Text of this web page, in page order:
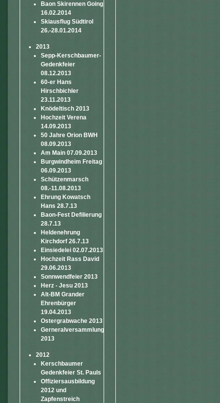
Baon Skirennen Going
16.02.2014
Skiausflug Südtirol
26.-28.01.2014
2013
Sepp-Kerschbaumer-
Gedenkfeier
08.12.2013
60-er Hans
Hirschbichler
23.11.2013
Knödeltisch 2013
Hochzeit Verena
14.09.2013
50 Jahre Orion BWH
08.09.2013
Am Main 07.09.2013
Burgwindheim Freitag
06.09.2013
Schützenmarsch
08.-11.08.2013
Ehrung Kowatsch
Hans 28.7.13
Baon-Fest Defilierung
28.7.13
Heldenehrung
Kirchdorf 26.7.13
Einsiedelei 02.07.2013
Hochzeit Rass David
29.06.2013
Sonnwendfeier 2013
Herz - Jesu 2013
Alt-BM Grander
Ehrenbürger
19.04.2013
Ostergrabwache 2013
Gerneralversammlung
2013
2012
Kerschbaumer
Gedenkfeier St. Pauls
Offiziersausbildung
2012 und
Zapfenstreich